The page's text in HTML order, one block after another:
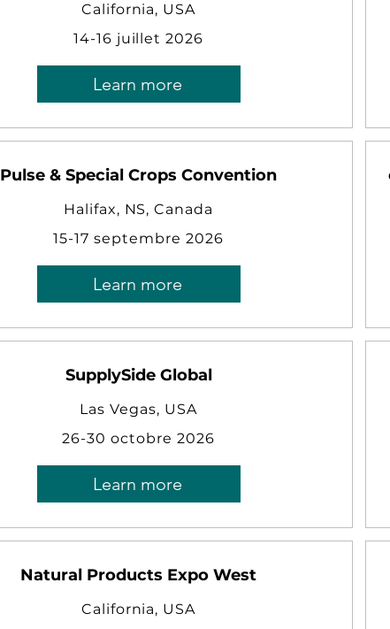
California, USA
14-16 juillet 2026
Learn more
Pulse & Special Crops Convention
Halifax, NS, Canada
15-17 septembre 2026
Learn more
SupplySide Global
Las Vegas, USA
26-30 octobre 2026
Learn more
Natural Products Expo West
California, USA